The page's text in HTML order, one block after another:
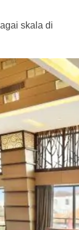
skala di